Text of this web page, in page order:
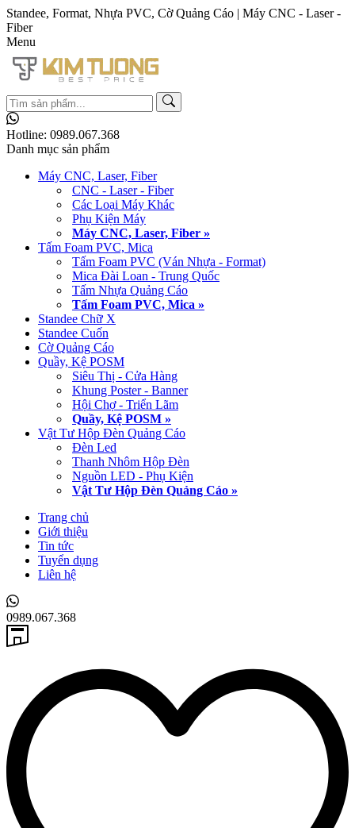
Standee, Format, Nhựa PVC, Cờ Quảng Cáo | Máy CNC - Laser -
Fiber
Menu
Hotline: 0989.067.368
Danh mục sản phẩm
Máy CNC, Laser, Fiber
CNC - Laser - Fiber
Các Loại Máy Khác
Phụ Kiện Máy
Máy CNC, Laser, Fiber »
Tấm Foam PVC, Mica
Tấm Foam PVC (Ván Nhựa - Format)
Mica Đài Loan - Trung Quốc
Tấm Nhựa Quảng Cáo
Tấm Foam PVC, Mica »
Standee Chữ X
Standee Cuốn
Cờ Quảng Cáo
Quầy, Kệ POSM
Siêu Thị - Cửa Hàng
Khung Poster - Banner
Hội Chợ - Triển Lãm
Quầy, Kệ POSM »
Vật Tư Hộp Đèn Quảng Cáo
Đèn Led
Thanh Nhôm Hộp Đèn
Nguồn LED - Phụ Kiện
Vật Tư Hộp Đèn Quảng Cáo »
Trang chủ
Giới thiệu
Tin tức
Tuyển dụng
Liên hệ
0989.067.368